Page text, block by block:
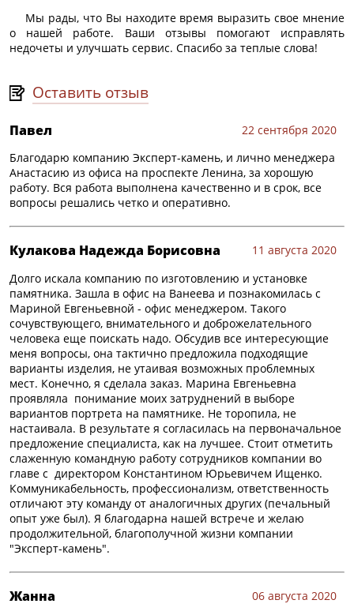
Мы рады, что Вы находите время выразить свое мнение
о нашей работе. Ваши отзывы помогают исправлять
недочеты и улучшать сервис. Спасибо за теплые слова!
Оставить отзыв
Павел
22 сентября 2020
Благодарю компанию Эксперт-камень, и лично менеджера
Анастасию из офиса на проспекте Ленина, за хорошую
работу. Вся работа выполнена качественно и в срок, все
вопросы решались четко и оперативно.
Кулакова Надежда Борисовна
11 августа 2020
Долго искала компанию по изготовлению и установке
памятника. Зашла в офис на Ванеева и познакомилась с
Мариной Евгеньевной - офис менеджером. Такого
сочувствующего, внимательного и доброжелательного
человека еще поискать надо. Обсудив все интересующие
меня вопросы, она тактично предложила подходящие
варианты изделия, не утаивая возможных проблемных
мест. Конечно, я сделала заказ. Марина Евгеньевна
проявляла понимание моих затруднений в выборе
вариантов портрета на памятнике. Не торопила, не
настаивала. В результате я согласилась на первоначальное
предложение специалиста, как на лучшее. Стоит отметить
слаженную командную работу сотрудников компании во
главе с директором Константином Юрьевичем Ищенко.
Коммуникабельность, профессионализм, ответственность
отличают эту команду от аналогичных других (печальный
опыт уже был). Я благодарна нашей встрече и желаю
продолжительной, благополучной жизни компании
"Эксперт-камень".
Жанна
06 августа 2020